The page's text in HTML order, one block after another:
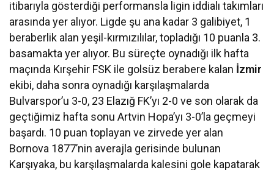
itibarıyla gösterdiği performansla ligin iddialı takımları
arasında yer alıyor. Ligde şu ana kadar 3 galibiyet, 1
beraberlik alan yeşil-kırmızılılar, topladığı 10 puanla 3.
basamakta yer alıyor. Bu süreçte oynadığı ilk hafta
maçında Kırşehir FSK ile golsüz berabere kalan İzmir
ekibi, daha sonra oynadığı karşılaşmalarda
Bulvarspor’u 3-0, 23 Elazığ FK’yı 2-0 ve son olarak da
geçtiğimiz hafta sonu Artvin Hopa’yı 3-0’la geçmeyi
başardı. 10 puan toplayan ve zirvede yer alan
Bornova 1877’nin averajla gerisinde bulunan
Karşıyaka, bu karşılaşmalarda kalesini gole kapatarak